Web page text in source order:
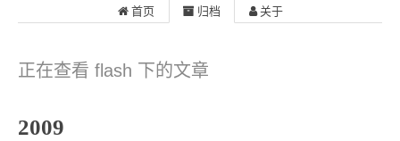
首页 归档 关于
正在查看 flash 下的文章
2009